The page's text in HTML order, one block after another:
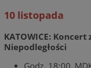
10 listopada
KATOWICE:
Niepodległości